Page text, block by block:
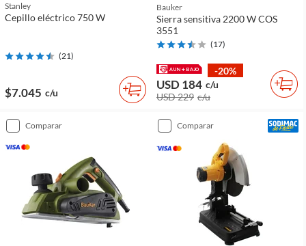
Stanley
Cepillo eléctrico 750 W
(21)
$7.045 c/u
Bauker
Sierra sensitiva 2200 W COS
3551
(17)
-20%
USD 184 c/u
USD 229 c/u
comparar comparar